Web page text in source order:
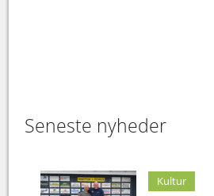
Seneste nyheder
Kultur